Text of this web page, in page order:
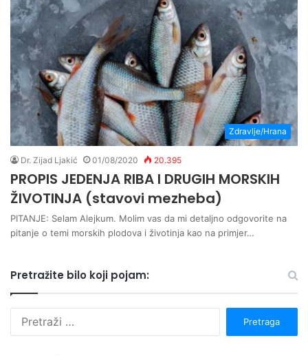
Zdravlje/Hrana
Dr. Zijad Ljakić 01/08/2020 20.395
PROPIS JEDENJA RIBA I DRUGIH MORSKIH
ŽIVOTINJA (stavovi mezheba)
PITANJE: Selam Alejkum. Molim vas da mi detaljno odgovorite na
pitanje o temi morskih plodova i životinja kao na primjer…
Pretražite bilo koji pojam: